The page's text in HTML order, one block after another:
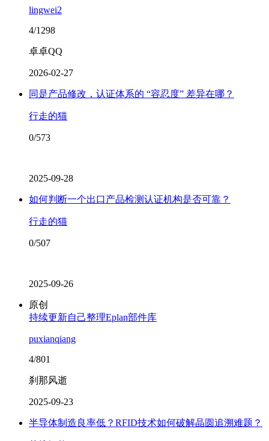
lingwei2
4/1298
卓卓QQ
2026-02-27
同是产品修改，认证体系的 “容忍度” 差异在哪？
行走的猫
0/573
2025-09-28
如何判断一个出口产品检测认证机构是否可靠？
行走的猫
0/507
2025-09-26
原创
持续更新自己整理Eplan部件库
puxianqiang
4/801
刹那风逝
2025-09-23
半导体制造良率低？RFID技术如何破解晶圆追溯难题？